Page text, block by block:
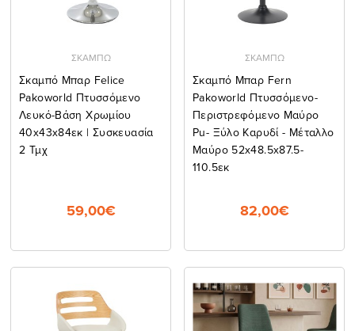
ΣΚΑΜΠΩ
Σκαμπό Μπαρ Felice
Pakoworld Πτυσσόμενο
Λευκό-Βάση Χρωμίου
40x43x84εκ | Συσκευασία
2 Τμχ
59,00€
ΣΚΑΜΠΩ
Σκαμπό Μπαρ Fern
Pakoworld Πτυσσόμενο-
Περιστρεφόμενο Μαύρο
Pu- Ξύλο Καρυδί - Μέταλλο
Μαύρο 52x48.5x87.5-
110.5εκ
82,00€